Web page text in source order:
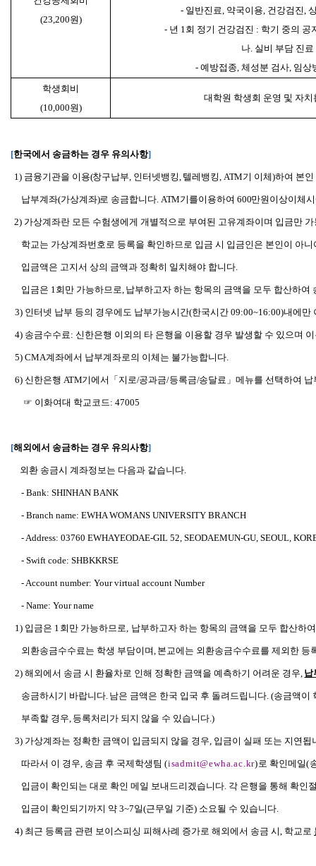
(23,200원)
- 일반진료 약국이용 건강검진
- 년 1 회 정기 건강검진 : 학기 중의 공
나. 실비 부담 진료
- 예방접종, 체성분 검사, 임상
학생회비
(10,000원)
대학원 학생회 운영 및 자치
[한국에서 송금하는 경우 유의사항]
1) 금융기관을 이용(창구납부 인터넷뱅킹 텔레뱅킹 , ATM기 이체)하여 본
납부계좌(가상계좌)로 송금합니다 . ATM기를이용하여600만원이상이체
2) 가상계좌란 모든 수험생에게 개별적으로 부여된 고유계좌이며 입금만
학교는 가상계좌번호로 등록을 확인하므로 입금 시 입금인은 본인이 아
입금액은 고지서 상의 금액과 정확히 일치해야 합니다
입금은 1 회만 가능하므로 납부하고자 하는 항목의 금액을 모두 합산하여
3) 인터넷 납부 등의 경우에도 납부가능시간(한국시간 09:00~16:00)내에만
4) 송금수수료: 신한은행 이외의 타 은행을 이용할 경우 발생할 수 있으며
5) CMA계좌에서 납부계좌로의 이체는 불가능합니다.
6) 신한은행 ATM기에서 「지로/공과금/등록금/송달료 」 메뉴를 선택하여
☞ 이화여대 학교코드: 47005
[해외에서 송금하는 경우 유의사항]
외환 송금시 계좌정보는 다음과 같습니다.
- Bank: SHINHAN BANK
- Branch name: EWHA WOMANS UNIVERSITY BRANCH
- Address: 03760 EWHAYEODAE-GIL 52, SEODAEMUN-GU, SEOUL,
- Swift code: SHBKKRSE
- Account number: Your virtual account Number
- Name: Your name
1) 입금은 1 회만 가능하므로 납부하고자 하는 항목의 금액을 모두 합산하
외환송금수수료는 학생 부담이며 본교에는 외환송금수수료를 제외한 등
2) 해외에서 송금 시 환율차로 인해 정확한 금액을 예측하기 어려운 경우 납
송금하시기 바랍니다 남은 금액은 한국 입국 후 돌려드립니다 . (송금액이
부족할 경우 등록처리가 되지 않을 수 있습니다 .)
3) 가상계좌는 정확한 금액이 입금되지 않을 경우, 입금이 실패 또는 지연됩
따라서 이 경우, 송금 후 국제학생팀 (isadmit@ewha.ac.kr) 로 확인메일(
입금이 확인되는 대로 확인 메일 보내드리겠습니다. 각 은행을 통해 확인
입금이 확인되기까지 약 3~7일(근무일 기준) 소요될 수 있습니다.
4) 최근 등록금 관련 보이스피싱 피해사례 증가로 해외에서 송금 시, 학교로